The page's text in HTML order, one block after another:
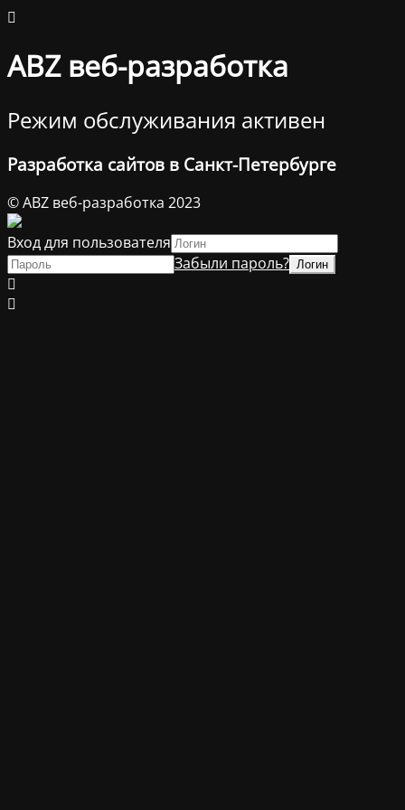
ABZ веб-разработка
Режим обслуживания активен
Разработка сайтов в Санкт-Петербурге
© ABZ веб-разработка 2023
Вход для пользователя
Забыли пароль?